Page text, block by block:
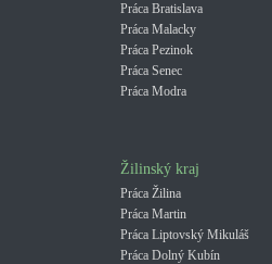
Práca Bratislava
Práca Malacky
Práca Pezinok
Práca Senec
Práca Modra
Žilinský kraj
Práca Žilina
Práca Martin
Práca Liptovský Mikuláš
Práca Dolný Kubín